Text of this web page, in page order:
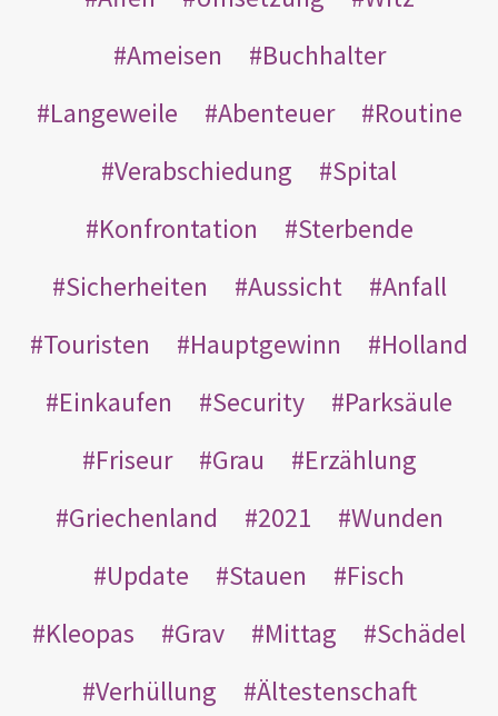
Ameisen
Buchhalter
Langeweile
Abenteuer
Routine
Verabschiedung
Spital
Konfrontation
Sterbende
Sicherheiten
Aussicht
Anfall
Touristen
Hauptgewinn
Holland
Einkaufen
Security
Parksäule
Friseur
Grau
Erzählung
Griechenland
2021
Wunden
Update
Stauen
Fisch
Kleopas
Grav Mittag
Schädel
Verhüllung
Ältestenschaft